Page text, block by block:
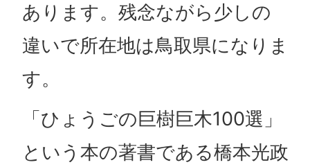
あります。残念ながら少しの
違いで所在地は鳥取県になりま
す。
「ひょうごの巨樹巨木100選」
という本の著書である橋本光政